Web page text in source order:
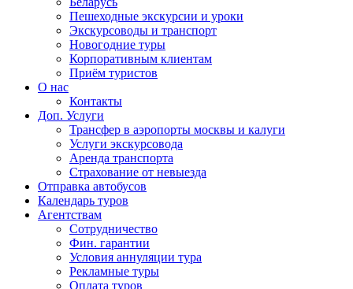
Пешеходные экскурсии и уроки
Экскурсоводы и транспорт
Новогодние туры
Корпоративным клиентам
Приём туристов
О нас
Контакты
Доп. Услуги
Трансфер в аэропорты москвы и калуги
Услуги экскурсовода
Аренда транспорта
Страхование от невыезда
Отправка автобусов
Календарь туров
Агентствам
Сотрудничество
Фин. гарантии
Условия аннуляции тура
Рекламные туры
Оплата туров